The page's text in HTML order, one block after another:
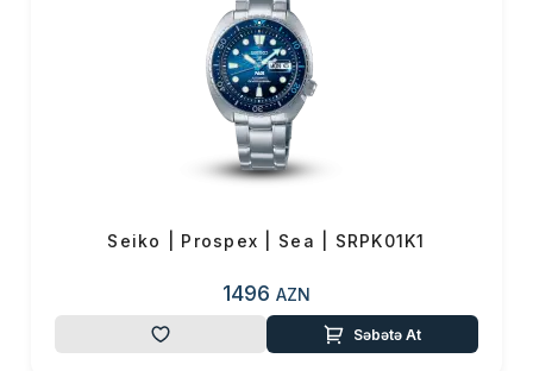
Seiko | Prospex | Sea | SRPK01K1
1496 AZN
Səbətə At